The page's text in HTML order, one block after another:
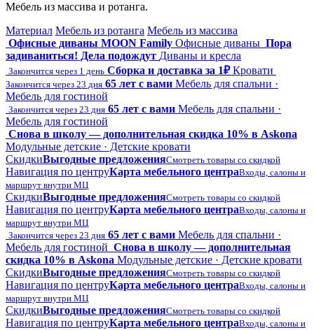
Мебель из массива и ротанга.
Материал Мебель из ротанга Мебель из массива
Офисные диваны MOON Family Офисные диваны Пора
задиваниться! Дела подождут Диваны и кресла
Закончится через 1 день Сборка и доставка за 1₽ Кровати
Закончится через 23 дня 65 лет с вами Мебель для спальни ·
Мебель для гостиной
Закончится через 23 дня 65 лет с вами Мебель для спальни ·
Мебель для гостиной
Снова в школу — дополнительная скидка 10% в Askona
Модульные детские · Детские кровати
СкидкиВыгодные предложенияСмотреть товары со скидкой
Навигация по центруКарта мебельного центраВходы, салоны и
маршрут внутри МЦ
СкидкиВыгодные предложенияСмотреть товары со скидкой
Навигация по центруКарта мебельного центраВходы, салоны и
маршрут внутри МЦ
Закончится через 23 дня 65 лет с вами Мебель для спальни ·
Мебель для гостиной Снова в школу — дополнительная
скидка 10% в Askona Модульные детские · Детские кровати
СкидкиВыгодные предложенияСмотреть товары со скидкой
Навигация по центруКарта мебельного центраВходы, салоны и
маршрут внутри МЦ
СкидкиВыгодные предложенияСмотреть товары со скидкой
Навигация по центруКарта мебельного центраВходы, салоны и